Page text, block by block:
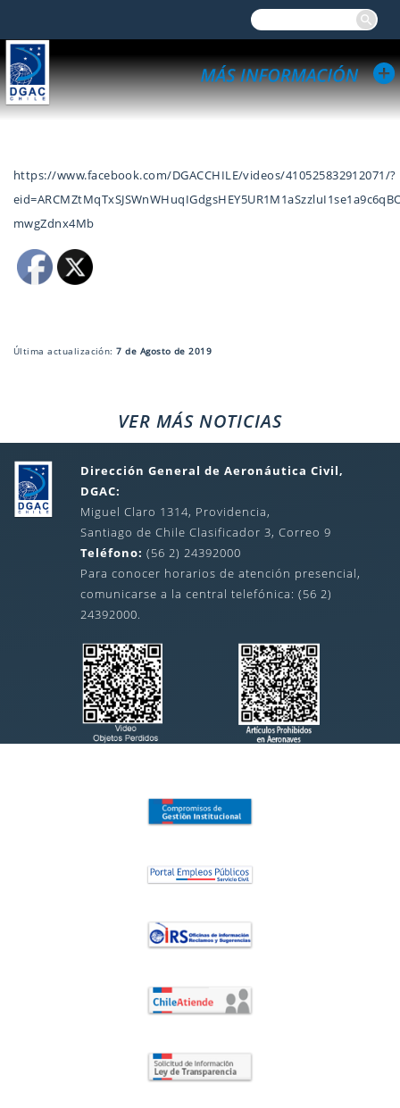
https://www.facebook.com/DGACCHILE/videos/410525832912071/?
mwgZdnx4Mb
Última actualización:7 de Agosto de 2019
VER MÁS NOTICIAS
Dirección General de Aeronáutica Civil,
DGAC:
Miguel Claro 1314, Providencia,
Santiago de Chile Clasificador 3, Correo 9
Teléfono: (56 2) 24392000
Para conocer horarios de atención presencial,
comunicarse a la central telefónica: (56 2)
24392000.